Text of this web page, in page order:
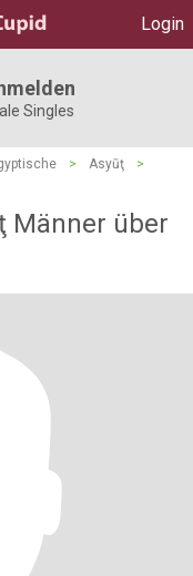
Login
Singles
> Asyūţ
>
Männer über